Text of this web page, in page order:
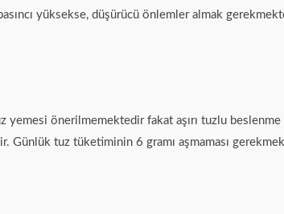
yüksekse, düşürücü önlemler almak
önerilmemektedir fakat aşırı tuzlu beslenme
tuz tüketiminin 6 gramı aşmaması